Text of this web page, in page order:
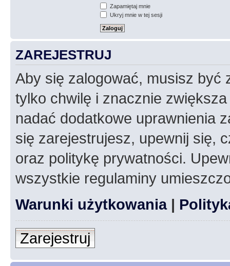
Zapamiętaj mnie
Ukryj mnie w tej sesji
ZAREJESTRUJ
Aby się zalogować, musisz być
tylko chwilę i znacznie
nadać dodatkowe uprawnienia
się zarejestrujesz, upewnij się,
oraz politykę prywatności.
wszystkie regulaminy
Warunki użytkowania|
Zarejestruj